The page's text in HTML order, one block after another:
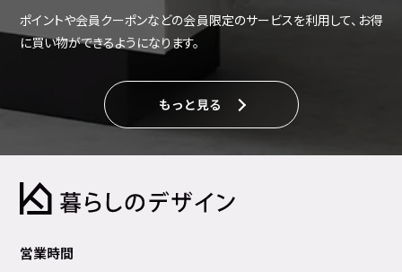
ポイントや会員クーポンなどの会員限定のサービスを利用して、お得
に買い物ができるようになります。
もっと見る
営業時間